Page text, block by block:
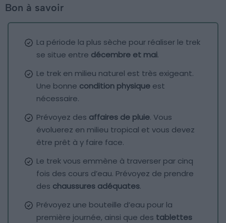
Bon à savoir
La période la plus sèche pour réaliser le trek
se situe entre décembre et mai.
Le trek en milieu naturel est très exigeant.
Une bonne condition physique est
nécessaire.
Prévoyez des affaires de pluie. Vous
évoluerez en milieu tropical et vous devez
être prêt à y faire face.
Le trek vous emmène à traverser par cinq
fois des cours d’eau. Prévoyez de prendre
des chaussures adéquates.
Prévoyez une bouteille d’eau pour la
première journée, ainsi que des tablettes